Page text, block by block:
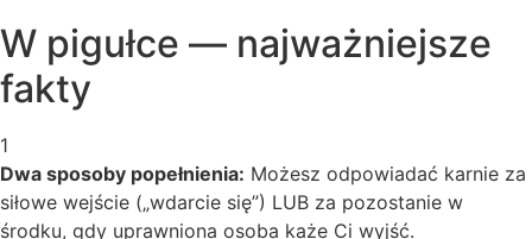
W pigułce — najważniejsze
fakty
1
Dwa sposoby popełnienia: Możesz odpowiadać karnie za
siłowe wejście („wdarcie się”) LUB za pozostanie w
środku, gdy uprawniona osoba każe Ci wyjść.